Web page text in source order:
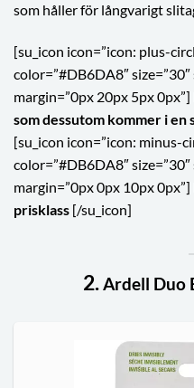
som håller för långvarigt
[su_icon icon=”icon: plus-
color=”#DB6DA8″ size=”30″
margin=”0px 20px 5px 0px”]
som dessutom kommer i en
[su_icon icon=”icon: minus-
color=”#DB6DA8″ size=”30″
margin=”0px 0px 10px 0px”]
prisklass [/su_icon]
2. Ardell Duo